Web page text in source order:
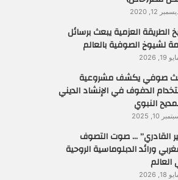
12, 2020
الطريقة العزمية يبعث برسائل
لشيوخ الصوفية بالعالم
19, 2026
صوفي يكشف مشروعية
الدفوف في الإنشاد الديني
النبوي
10, 2025
القادري” … صوت التصوف
ورائد الدبلوماسية الروحية
18, 2026